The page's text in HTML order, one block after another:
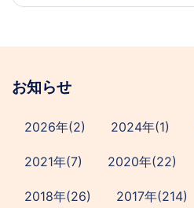
お知らせ
2026年(2) 2024年(1)
2021年(7) 2020年(22)
2018年(26) 2017年(214)